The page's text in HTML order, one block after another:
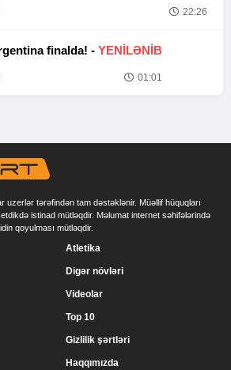
22:26
finalda! - YENİLƏNİB
01:01
uzerlər tərəfindən tam dəstəklənir. Müəllif hüquqları
istinad mütləqdir. Məlumat internet səhifələrində
qoyulması mütləqdir.
Atletika
Digər növləri
Videolar
Top 10
Gizlilik şərtləri
Haqqımızda